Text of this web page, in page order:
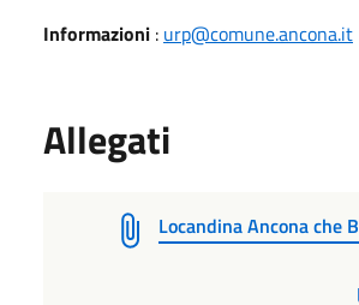
Informazioni : urp@comune.ancona.it
Allegati
Locandina Ancona che